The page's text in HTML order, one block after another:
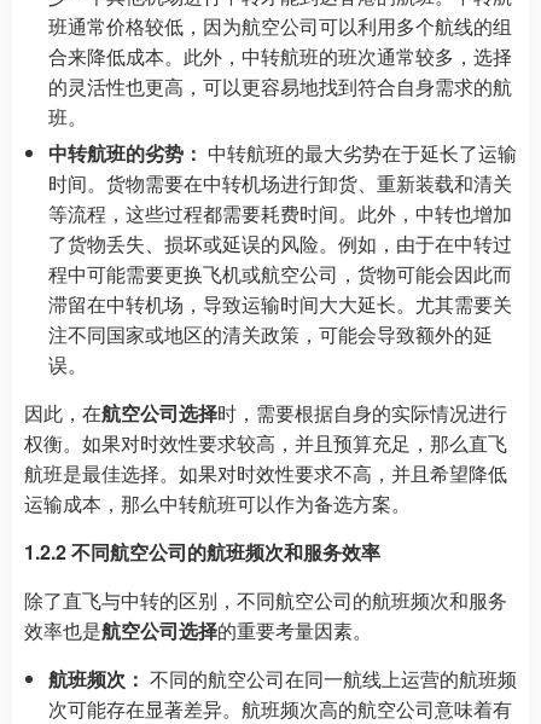
班通常价格较低，因为航空公司可以利用多个航线的组
合来降低成本。此外，中转航班的班次通常较多，选择
的灵活性也更高，可以更容易地找到符合自身需求的航
班。
中转航班的劣势： 中转航班的最大劣势在于延长了运输
时间。货物需要在中转机场进行卸货、重新装载和清关
等流程，这些过程都需要耗费时间。此外，中转也增加
了货物丢失、损坏或延误的风险。例如，由于在中转过
程中可能需要更换飞机或航空公司，货物可能会因此而
滞留在中转机场，导致运输时间大大延长。尤其需要关
注不同国家或地区的清关政策，可能会导致额外的延
误。
因此，在航空公司选择时，需要根据自身的实际情况进行
权衡。如果对时效性要求较高，并且预算充足，那么直飞
航班是最佳选择。如果对时效性要求不高，并且希望降低
运输成本，那么中转航班可以作为备选方案。
1.2.2 不同航空公司的航班频次和服务效率
除了直飞与中转的区别，不同航空公司的航班频次和服务
效率也是航空公司选择的重要考量因素。
航班频次： 不同的航空公司在同一航线上运营的航班频
次可能存在显著差异。航班频次高的航空公司意味着有